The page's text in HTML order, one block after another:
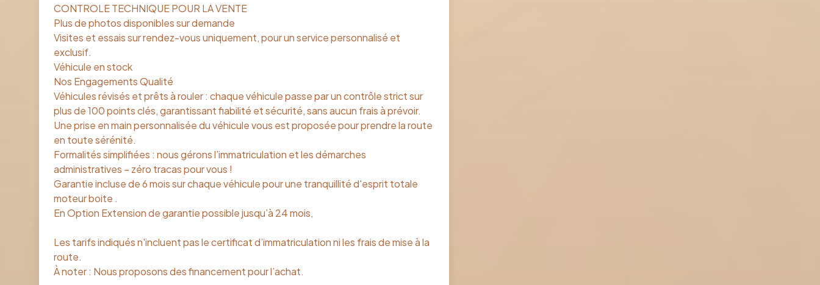
CONTROLE TECHNIQUE POUR LA VENTE
Plus de photos disponibles sur demande
Visites et essais sur rendez-vous uniquement, pour un service personnalisé et
exclusif.
Véhicule en stock
Nos Engagements Qualité
Véhicules révisés et prêts à rouler : chaque véhicule passe par un contrôle strict sur
plus de 100 points clés, garantissant fiabilité et sécurité, sans aucun frais à prévoir.
Une prise en main personnalisée du véhicule vous est proposée pour prendre la route
en toute sérénité.
Formalités simplifiées : nous gérons l’immatriculation et les démarches
administratives – zéro tracas pour vous !
Garantie incluse de 6 mois sur chaque véhicule pour une tranquillité d'esprit totale
moteur boite .
En Option Extension de garantie possible jusqu’à 24 mois,
Les tarifs indiqués n'incluent pas le certificat d’immatriculation ni les frais de mise à la
route.
À noter : Nous proposons des financement pour l’achat.